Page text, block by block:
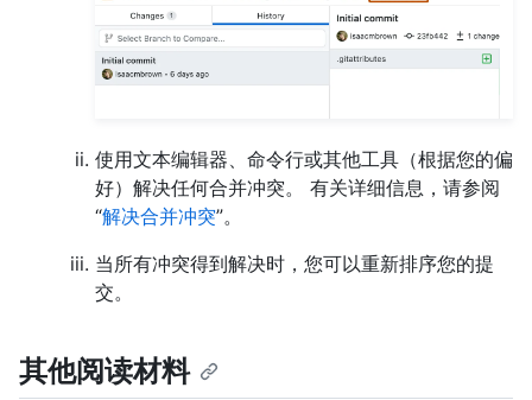
使用文本编辑器、命令行或其他工具（根据您的偏
好）解决任何合并冲突。 有关详细信息，请参阅
“解决合并冲突”。
当所有冲突得到解决时，您可以重新排序您的提
交。
其他阅读材料